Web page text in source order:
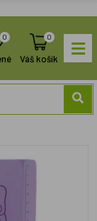
0 0
Váš košík